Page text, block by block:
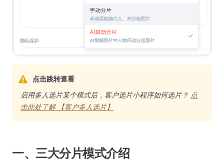
点击跳转查看
启用多人选片某个模式后，客户选片小程序如何选片？ 点
击此处了解 【客户多人选片】
一、三大分片模式介绍